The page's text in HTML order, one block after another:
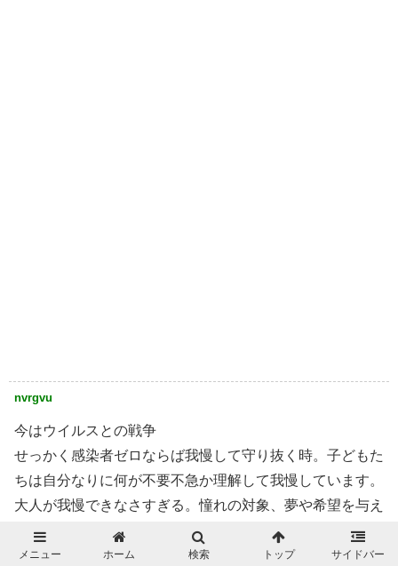
nvrgvu
今はウイルスとの戦争
せっかく感染者ゼロならば我慢して守り抜く時。子どもた
ちは自分なりに何が不要不急か理解して我慢しています。
大人が我慢できなさすぎる。憧れの対象、夢や希望を与え
たいならば堪えて明るく乗り越える見本を見せるべき。国
民が一丸となってと伝えているのにチームプレーができな
メニュー ホーム 検索 トップ サイドバー